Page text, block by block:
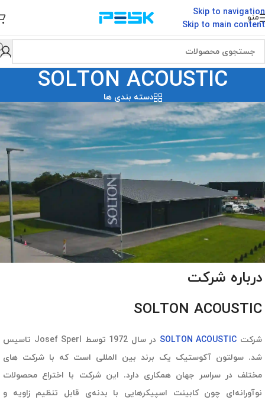
Skip to navigation
Skip to main content
منو
SOLTON ACOUSTIC
دسته بندی ها
درباره شرکت
SOLTON ACOUSTIC
شرکت SOLTON ACOUSTIC
در سال 1972 توسط Josef Sperl تاسیس
شد. سولتون آکوستیک یک برند بین المللی است که با شرکت های
مختلف در سراسر جهان همکاری دارد. این شرکت با اختراع محصولات
نوآورانه‌ای چون کابینت اسپیکرهایی با بدنه‌ی قابل تنظیم زاویه و